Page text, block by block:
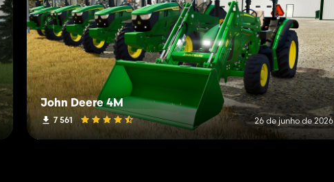
John Deere 4M
7 561 26 de junho de 2026